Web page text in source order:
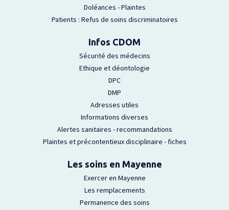
Doléances - Plaintes
Patients : Refus de soins discriminatoires
Infos CDOM
Sécurité des médecins
Ethique et déontologie
DPC
DMP
Adresses utiles
Informations diverses
Alertes sanitaires - recommandations
Plaintes et précontentieux disciplinaire - fiches
Les soins en Mayenne
Exercer en Mayenne
Les remplacements
Permanence des soins